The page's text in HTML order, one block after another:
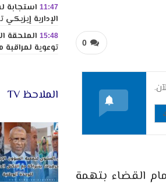
0
القضاء بتهمة
11:47 استجابة
الإدارية
15:48 الملحقة
توعوية
الملاحظ TV